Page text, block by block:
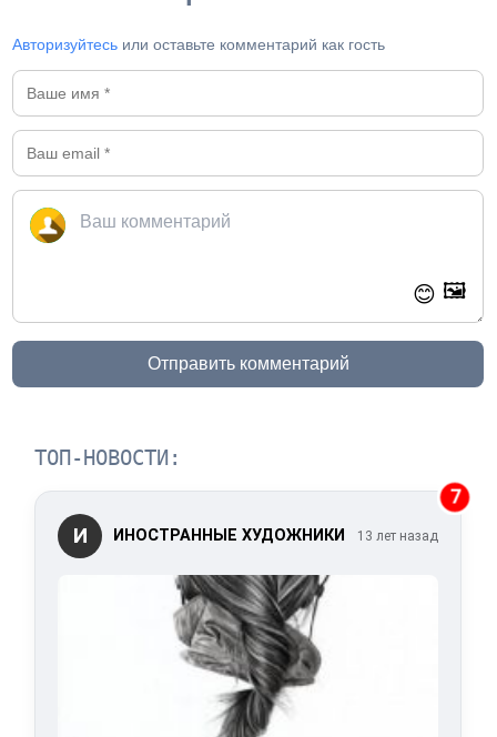
Авторизуйтесь или оставьте комментарий как гость
😊 🖼️
Отправить комментарий
ТОП-НОВОСТИ:
7
И ИНОСТРАННЫЕ ХУДОЖНИКИ 13 лет назад